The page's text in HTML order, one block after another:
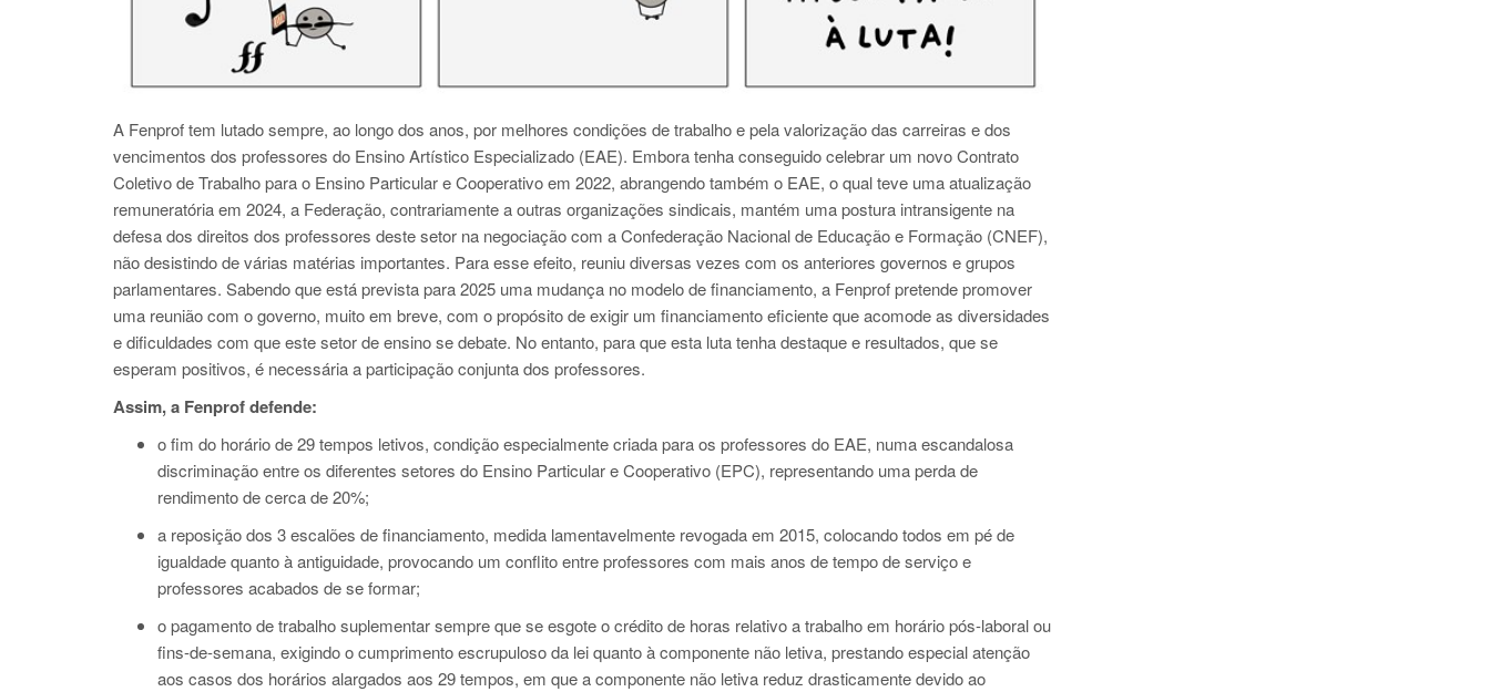
A Fenprof tem lutado sempre, ao longo dos anos, por melhores condições de trabalho e pela valorização das carreiras e dos
vencimentos dos professores do Ensino Artístico Especializado (EAE). Embora tenha conseguido celebrar um novo Contrato
Coletivo de Trabalho para o Ensino Particular e Cooperativo em 2022, abrangendo também o EAE, o qual teve uma atualização
remuneratória em 2024, a Federação, contrariamente a outras organizações sindicais, mantém uma postura intransigente na
defesa dos direitos dos professores deste setor na negociação com a Confederação Nacional de Educação e Formação (CNEF),
não desistindo de várias matérias importantes. Para esse efeito, reuniu diversas vezes com os anteriores governos e grupos
parlamentares. Sabendo que está prevista para 2025 uma mudança no modelo de financiamento, a Fenprof pretende promover
uma reunião com o governo, muito em breve, com o propósito de exigir um financiamento eficiente que acomode as diversidades
e dificuldades com que este setor de ensino se debate. No entanto, para que esta luta tenha destaque e resultados, que se
esperam positivos, é necessária a participação conjunta dos professores.
Assim, a Fenprof defende:
o fim do horário de 29 tempos letivos, condição especialmente criada para os professores do EAE, numa escandalosa
discriminação entre os diferentes setores do Ensino Particular e Cooperativo (EPC), representando uma perda de
rendimento de cerca de 20%;
a reposição dos 3 escalões de financiamento, medida lamentavelmente revogada em 2015, colocando todos em pé de
igualdade quanto à antiguidade, provocando um conflito entre professores com mais anos de tempo de serviço e
professores acabados de se formar;
o pagamento de trabalho suplementar sempre que se esgote o crédito de horas relativo a trabalho em horário pós-laboral ou
fins-de-semana, exigindo o cumprimento escrupuloso da lei quanto à componente não letiva, prestando especial atenção
aos casos dos horários alargados aos 29 tempos, em que a componente não letiva reduz drasticamente devido ao